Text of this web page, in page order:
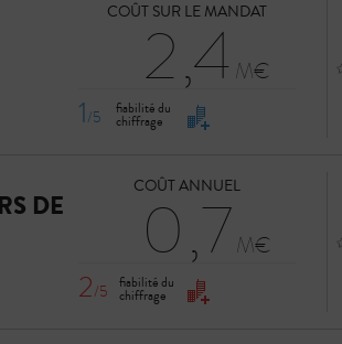
COÛT SUR LE MANDAT
2,4
1/5 fiabilité du
chiffrage
DE
COÛT ANNUEL
0,7
2/5 fiabilité du
chiffrage